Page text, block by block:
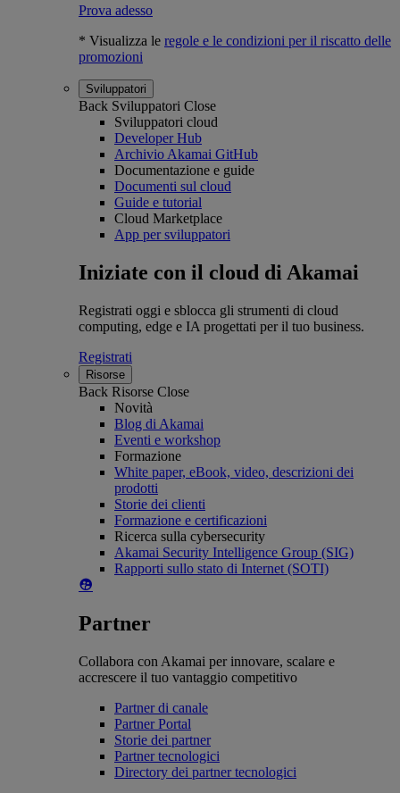
Prova adesso
* Visualizza le regole e le condizioni per il riscatto delle
promozioni
Sviluppatori
Back Sviluppatori Close
Sviluppatori cloud
Developer Hub
Archivio Akamai GitHub
Documentazione e guide
Documenti sul cloud
Guide e tutorial
Cloud Marketplace
App per sviluppatori
Iniziate con il cloud di Akamai
Registrati oggi e sblocca gli strumenti di cloud
computing, edge e IA progettati per il tuo business.
Registrati
Risorse
Back Risorse Close
Novità
Blog di Akamai
Eventi e workshop
Formazione
White paper, eBook, video, descrizioni dei
prodotti
Storie dei clienti
Formazione e certificazioni
Ricerca sulla cybersecurity
Akamai Security Intelligence Group (SIG)
Rapporti sullo stato di Internet (SOTI)
Partner
Collabora con Akamai per innovare, scalare e
accrescere il tuo vantaggio competitivo
Partner di canale
Partner Portal
Storie dei partner
Partner tecnologici
Directory dei partner tecnologici